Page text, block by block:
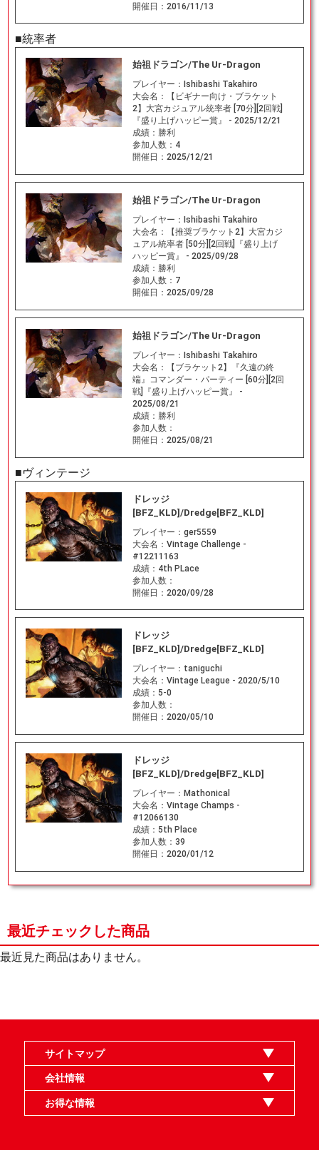
開催日： 2016/11/13
■統率者
始祖ドラゴン/The Ur-Dragon
プレイヤー： Ishibashi Takahiro
大会名：
【ビギナー向け・ブラケット
2】大宮カジュアル統率者 [70分][2回戦]
『盛り上げハッピー賞』 - 2025/12/21
成績： 勝利
参加人数： 4
開催日： 2025/12/21
始祖ドラゴン/The Ur-Dragon
プレイヤー： Ishibashi Takahiro
大会名：
【推奨ブラケット2】大宮カジ
ュアル統率者 [50分][2回戦]『盛り上げ
ハッピー賞』 - 2025/09/28
成績： 勝利
参加人数： 7
開催日： 2025/09/28
始祖ドラゴン/The Ur-Dragon
プレイヤー： Ishibashi Takahiro
大会名：
【ブラケット2】『久遠の終
端』コマンダー・パーティー [60分][2回
戦]『盛り上げハッピー賞』 -
2025/08/21
成績： 勝利
参加人数：
開催日： 2025/08/21
■ヴィンテージ
ドレッジ
[BFZ_KLD]/Dredge[BFZ_KLD]
プレイヤー： ger5559
大会名： Vintage Challenge -
#12211163
成績： 4th PLace
参加人数：
開催日： 2020/09/28
ドレッジ
[BFZ_KLD]/Dredge[BFZ_KLD]
プレイヤー： taniguchi
大会名： Vintage League - 2020/5/10
成績： 5-0
参加人数：
開催日： 2020/05/10
ドレッジ
[BFZ_KLD]/Dredge[BFZ_KLD]
プレイヤー： Mathonical
大会名： Vintage Champs -
#12066130
成績： 5th Place
参加人数： 39
開催日： 2020/01/12
最近チェックした商品
最近見た商品はありません。
サイトマップ
オンラインショップ
買取
記事
選手一覧
デッキ検索
デッキ構築
イベント・大会
店舗のご案内
お問い合わせ
ヘルプ
FAQ
会社情報
利用規約
スタッフ募集
特定商取引法表示
個人情報保護指針
企業情報
お得な情報